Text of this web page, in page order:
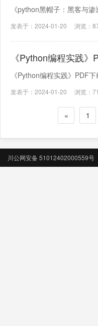
《python黑帽子：黑客与
发表于：2024-01-20 浏览：
《Python编程实践》
《Python编程实践》PDF下
发表于：2024-01-20 浏览：
« 1
川公网安备 51012402000559号